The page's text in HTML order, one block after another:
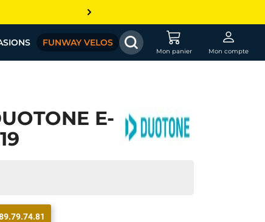
FUNWAY VELOS
Mon panier Mon compte
E-